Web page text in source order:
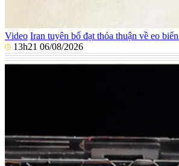
Video Iran tuyên bố đạt thỏa thuận về eo
13h21 06/08/2026